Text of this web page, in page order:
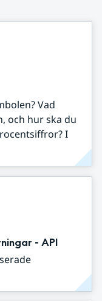
Vad
och hur ska du
I
- API